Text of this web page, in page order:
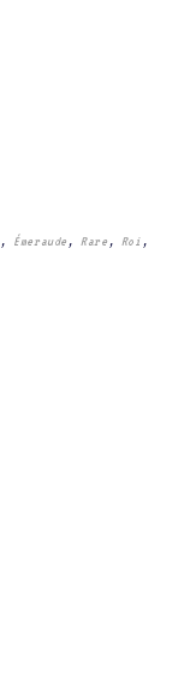
, Émeraude , Rare , Roi ,